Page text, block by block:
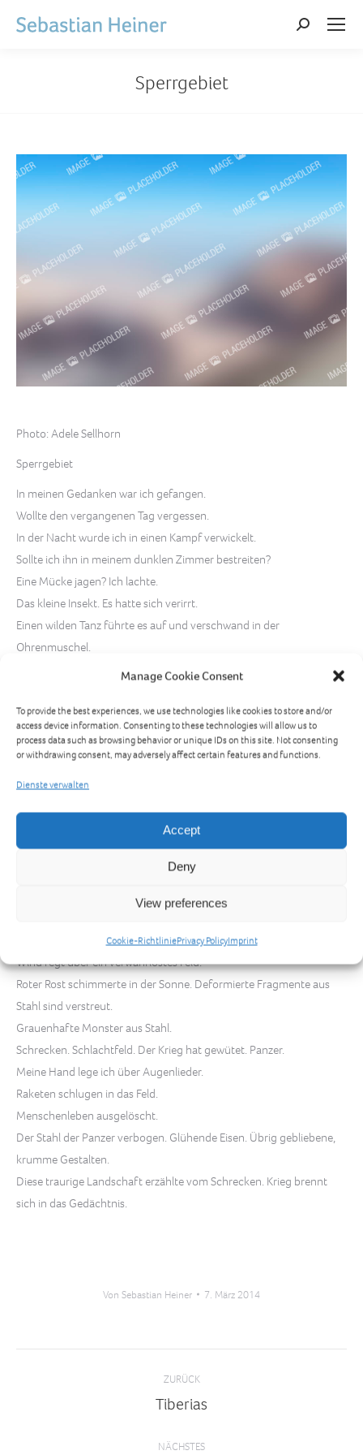
Manage Cookie Consent
To provide the best experiences, we use technologies like cookies to store and/or
access device information. Consenting to these technologies will allow us to
process data such as browsing behavior or unique IDs on this site. Not consenting
or withdrawing consent, may adversely affect certain features and functions.
Dienste verwalten
Accept
Deny
View preferences
Cookie-RichtliniePrivacy PolicyImprint
Search:
Sperrgebiet
Photo: Adele Sellhorn
Sperrgebiet
In meinen Gedanken war ich gefangen.
Wollte den vergangenen Tag vergessen.
In der Nacht wurde ich in einen Kampf verwickelt.
Sollte ich ihn in meinem dunklen Zimmer bestreiten?
Eine Mücke jagen? Ich lachte.
Das kleine Insekt. Es hatte sich verirrt.
Einen wilden Tanz führte es auf und verschwand in der
Ohrenmuschel.
Träumte ich? Verdrehten sich meine Gedanken im Kopf?
Du warst kein Spielgefährte.
Eine Lust am Streit erschreckte mich.
Wie kann ich Frieden finden?
Wird morgen ein Tag ohne Begeisterung anbrechen? Verhangen,
Mücke! Wesen! Namenlos. Warum wolltest du mir die Nachtruhe
stören?
Wind fegt über ein verwahrlostes Feld.
Roter Rost schimmerte in der Sonne. Deformierte Fragmente aus
Stahl sind verstreut.
Grauenhafte Monster aus Stahl.
Schrecken. Schlachtfeld. Der Krieg hat gewütet. Panzer.
Meine Hand lege ich über Augenlieder.
Raketen schlugen in das Feld.
Menschenleben ausgelöscht.
Der Stahl der Panzer verbogen. Glühende Eisen. Übrig gebliebene,
krumme Gestalten.
Diese traurige Landschaft erzählte vom Schrecken. Krieg brennt
sich in das Gedächtnis.
Von Sebastian Heiner 7. März 2014
Kommentarnavigation
ZURÜCK
Vorheriger
Tiberias
NÄCHSTES